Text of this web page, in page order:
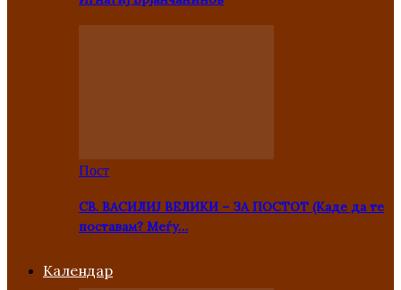
Пост
СВ. ВАСИЛИЈ ВЕЛИКИ – ЗА ПОСТОТ (Каде да те
поставам? Меѓу…
Kалендар